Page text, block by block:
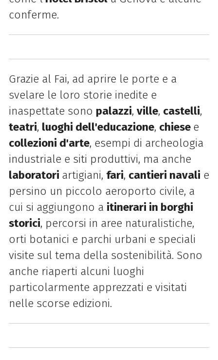
conferme.
Grazie al Fai, ad aprire le porte e a
svelare le loro storie inedite e
inaspettate sono palazzi, ville, castelli,
teatri, luoghi dell'educazione, chiese e
collezioni d'arte, esempi di archeologia
industriale e siti produttivi, ma anche
laboratori artigiani, fari, cantieri navali e
persino un piccolo aeroporto civile, a
cui si aggiungono a itinerari in borghi
storici, percorsi in aree naturalistiche,
orti botanici e parchi urbani e speciali
visite sul tema della sostenibilità. Sono
anche riaperti alcuni luoghi
particolarmente apprezzati e visitati
nelle scorse edizioni.